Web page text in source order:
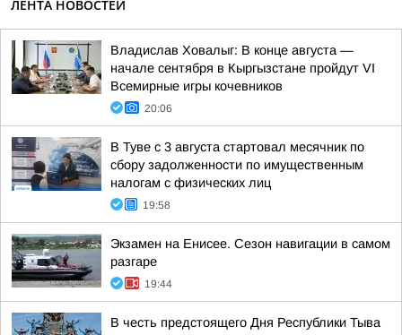
ЛЕНТА НОВОСТЕЙ
Владислав Ховалыг: В конце августа —
начале сентября в Кыргызстане пройдут VI
Всемирные игры кочевников
20:06
В Туве с 3 августа стартовал месячник по
сбору задолженности по имущественным
налогам с физических лиц
19:58
Экзамен на Енисее. Сезон навигации в самом
разгаре
19:44
В честь предстоящего Дня Республики Тыва